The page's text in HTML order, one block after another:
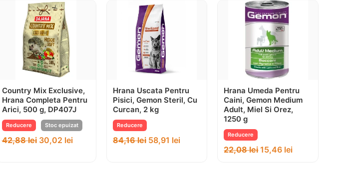
Country Mix Exclusive,
Hrana Completa Pentru
Arici, 500 g, DP407J
Reducere Stoc epuizat
42,88lei 30,02 lei
Hrana Uscata Pentru
Pisici, Gemon Steril, Cu
Curcan, 2 kg
Reducere
84,16lei 58,91 lei
Hrana Umeda Pentru
Caini, Gemon Medium
Adult, Miel Si Orez,
1250 g
Reducere
22,08lei 15,46 lei